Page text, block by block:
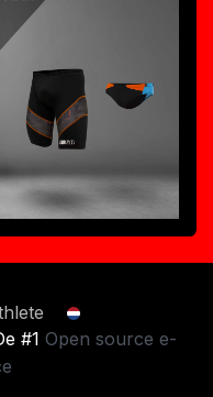
#1Open source e-